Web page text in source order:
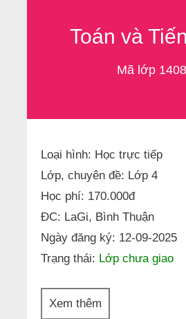
Toán và
Mã lớp
Loại hình: Học trực tiếp
Lớp, chuyên đề: Lớp 4
Học phí: 170.000đ
ĐC: LaGi, Bình Thuận
Ngày đăng ký: 12-09-2025
Trạng thái: Lớp chưa giao
Xem thêm